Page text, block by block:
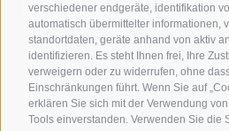
verschiedener endgeräte, identifikation
automatisch übermittelter informationen,
standortdaten, geräte anhand von aktiv
identifizieren. Es steht Ihnen frei, Ihre
verweigern oder zu widerrufen, ohne
Einschränkungen führt. Wenn Sie auf
erklären Sie sich mit der Verwendung
Tools einverstanden. Verwenden Sie die